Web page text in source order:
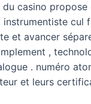
casino
cul
et avancer
,
. numéro
et leurs